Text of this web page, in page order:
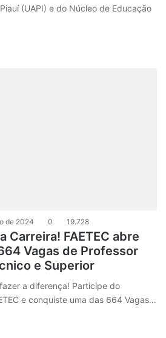
(UAPI) e do Núcleo de Educação
de 2024 0 19.728
Carreira! FAETEC abre
Vagas de Professor
e Superior
a diferença! Participe do
e conquiste uma das 664 Vagas…